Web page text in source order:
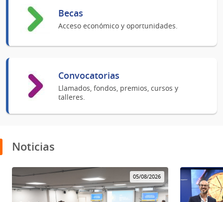
Becas
Acceso económico y oportunidades.
Convocatorias
Llamados, fondos, premios, cursos y
talleres.
Noticias
05/08/2026